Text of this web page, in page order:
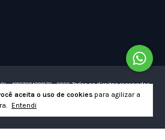
aceita o uso de cookies para agilizar a
Entendi
- 48107384000172 - 2026. Todos os direitos reservados.